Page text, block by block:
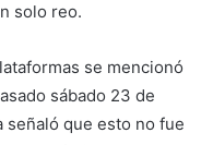
solo reo.
se mencionó
sábado 23 de
señaló que esto no fue